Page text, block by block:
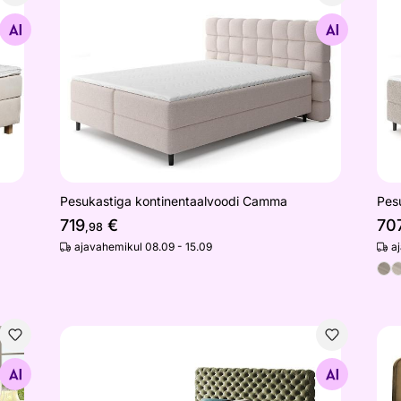
Otsi sarnaseid
Pesukastiga kontinentaalvoodi Camma
719,98 €
ajavahemikul 08.09 - 15.09
Otsi sarnaseid